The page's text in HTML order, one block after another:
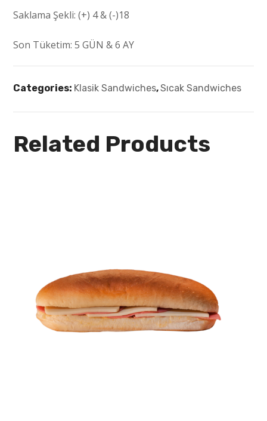
Saklama Şekli:(+) 4 & (-)18
Son Tüketim:5 GÜN & 6 AY
Categories: Klasik Sandwiches,Sıcak Sandwiches
Related Products